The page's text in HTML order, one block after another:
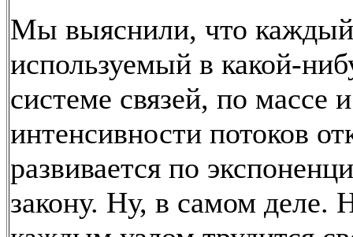
Мы выяснили, что каждый
используемый в какой-
системе связей, по массе
интенсивности потоков
развивается по
закону. Ну, в самом деле.